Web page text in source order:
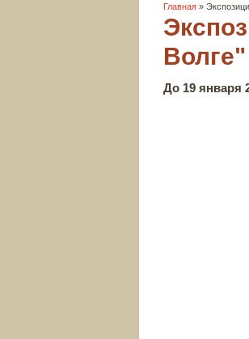
Вы здесь
Главная »
Волге"
До 19 января